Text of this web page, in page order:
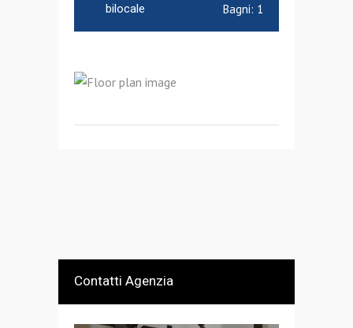
bilocale
Bagni: 1
Contatti Agenzia